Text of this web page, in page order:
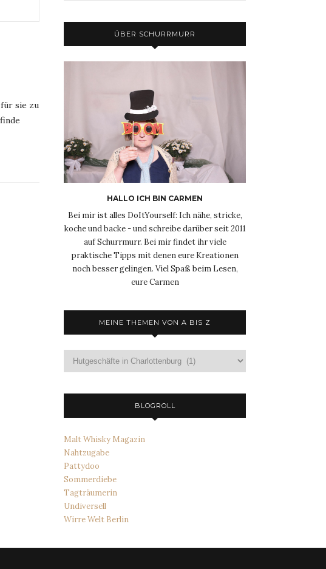
sie zu
ÜBER SCHURRMURR
HALLO ICH BIN CARMEN
Bei mir ist alles DoItYourself: Ich nähe, stricke,
koche und backe - und schreibe darüber seit 2011
auf Schurrmurr. Bei mir findet ihr viele
praktische Tipps mit denen eure Kreationen
noch besser gelingen. Viel Spaß beim Lesen,
eure Carmen
MEINE THEMEN VON A BIS Z
Themen
BLOGROLL
Malt Whisky Magazin
Nahtzugabe
Pattydoo
Sommerdiebe
Tagträumerin
Undiversell
Wirre Welt Berlin